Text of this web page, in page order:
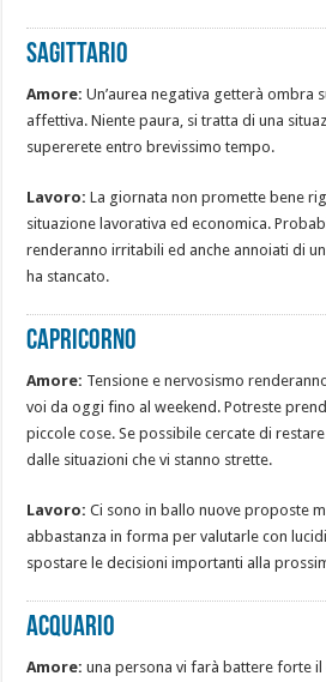
Sagittario
Amore: Un’aurea negativa getterà ombra
affettiva. Niente paura, si tratta di una
supererete entro brevissimo tempo.
Lavoro: La giornata non promette bene
situazione lavorativa ed economica.
renderanno irritabili ed anche annoiati di
ha stancato.
Capricorno
Amore: Tensione e nervosismo
voi da oggi fino al weekend. Potreste
piccole cose. Se possibile cercate di
dalle situazioni che vi stanno strette.
Lavoro: Ci sono in ballo nuove proposte
abbastanza in forma per valutarle con
spostare le decisioni importanti alla
Acquario
Amore: una persona vi farà battere forte